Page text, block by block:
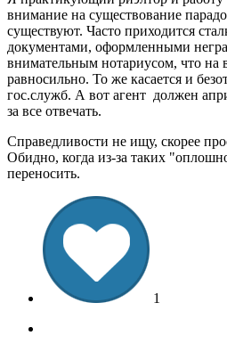
внимание на существование
существуют. Часто приходится
документами, оформленными
внимательным нотариусом, что на
равносильно. То же касается и
гос.служб. А вот агент должен
за все отвечать.
Справедливости не ищу, скорее
Обидно, когда из-за таких
переносить.
1